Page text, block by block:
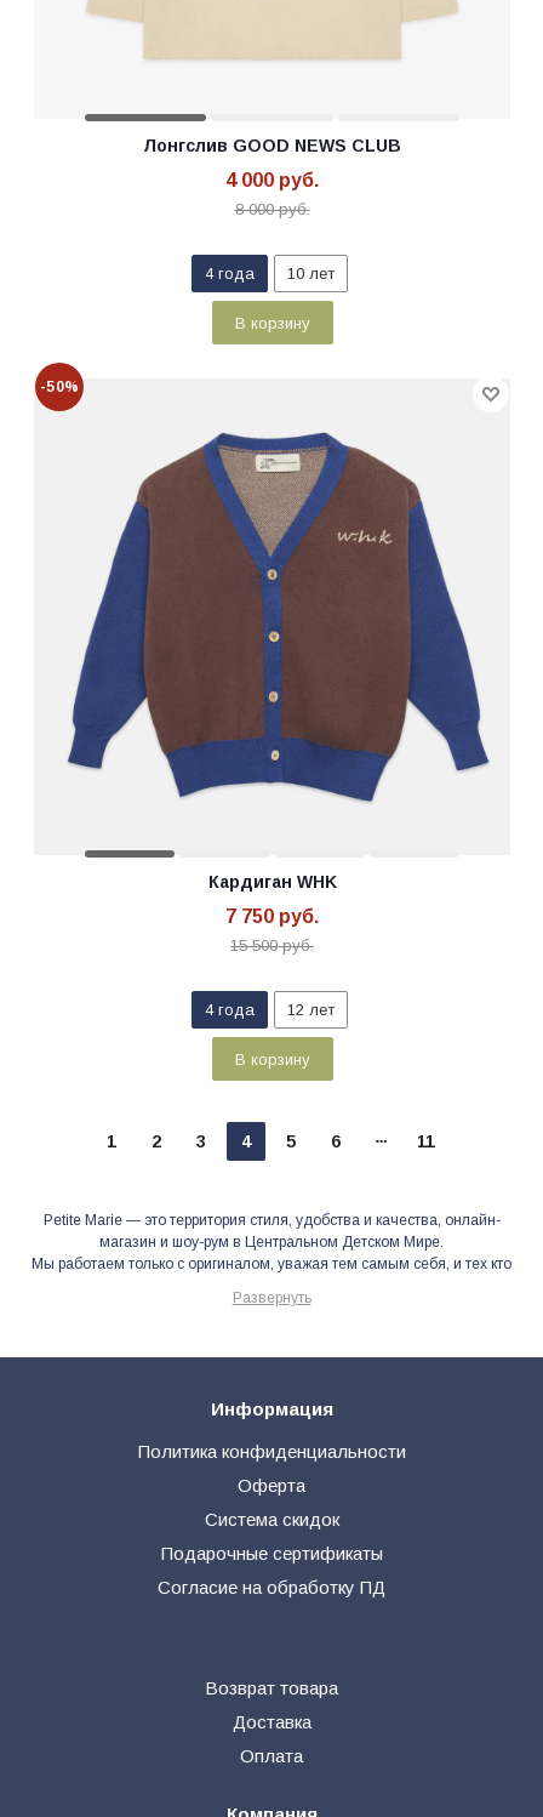
Лонгслив GOOD NEWS CLUB
4 000 руб.
8 000руб.
4 года 10 лет
В корзину
-50%
Кардиган WHK
7 750 руб.
15 500руб.
4 года 12 лет
В корзину
1 2 3 4 5 6 11
Petite Marie — это территория cтиля, удобства и качества, онлайн-
магазин и шоу-рум в Центральном Детском Мире.
Мы работаем только c оригиналом, уважая тем самым себя, и тех кто
В нашем интернет-магазине представлена модная и концептуальная
удовольствием. В любой город, регион, страну.
красивейшим дорогам Франции, вместе с Petite Marie!
Развернуть
Информация
Политика конфиденциальности
Оферта
Система скидок
Подарочные сертификаты
Согласие на обработку ПД
Возврат товара
Доставка
Оплата